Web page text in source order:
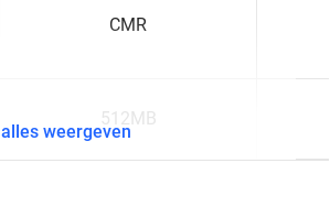
CMR
512MB
alles weergeven